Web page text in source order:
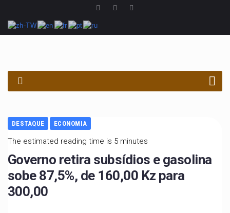
DESTAQUE ECONOMIA
The estimated reading time is 5 minutes
Governo retira subsídios e gasolina
sobe 87,5%, de 160,00 Kz para
300,00
PROCURAR